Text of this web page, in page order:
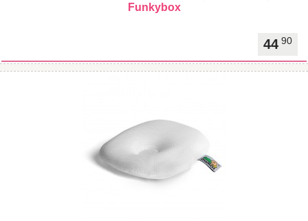
Funkybox
44 90